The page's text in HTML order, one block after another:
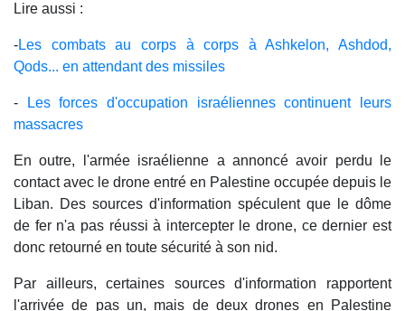
Lire aussi :
-Les combats au corps à corps à Ashkelon, Ashdod,
Qods... en attendant des missiles
-
Les forces d'occupation israéliennes continuent leurs
massacres
En outre, l'armée israélienne a annoncé avoir perdu le
contact avec le drone entré en Palestine occupée depuis le
Liban. Des sources d'information spéculent que le dôme
de fer n'a pas réussi à intercepter le drone, ce dernier est
donc retourné en toute sécurité à son nid.
Par ailleurs, certaines sources d'information rapportent
l'arrivée de pas un, mais de deux drones en Palestine